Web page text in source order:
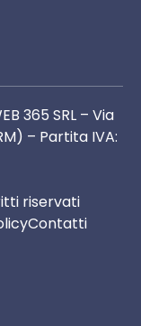
365 SRL – Via
– Partita IVA:
riservati
Contatti